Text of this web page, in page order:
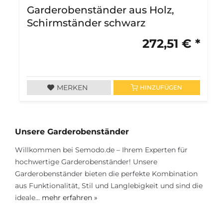
Garderobenständer aus Holz,
Schirmständer schwarz
272,51 € *
MERKEN HINZUFÜGEN
Unsere Garderobenständer
Willkommen bei Semodo.de – Ihrem Experten für
hochwertige Garderobenständer! Unsere
Garderobenständer bieten die perfekte Kombination
aus Funktionalität, Stil und Langlebigkeit und sind die
ideale... mehr erfahren »